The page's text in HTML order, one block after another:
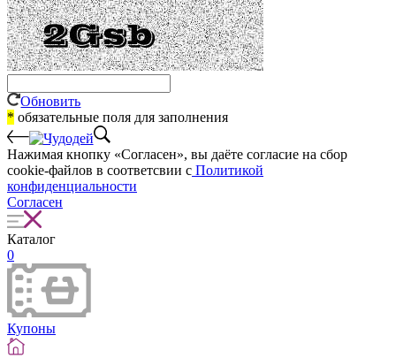
Обновить
* обязательные поля для заполнения
Нажимая кнопку «Согласен», вы даёте cогласие на сбор
cookie-файлов в соответсвии с Политикой
конфиденциальности
Согласен
Каталог
0
Купоны